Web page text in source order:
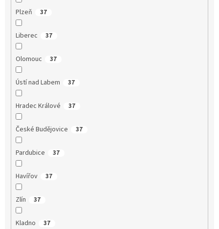
Plzeň 37
Liberec 37
Olomouc 37
Ústí nad Labem 37
Hradec Králové 37
České Budějovice 37
Pardubice 37
Havířov 37
Zlín 37
Kladno 37